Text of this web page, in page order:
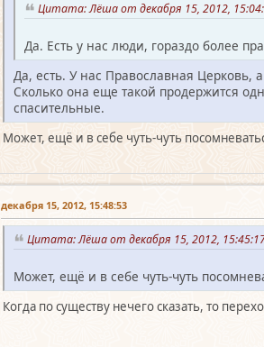
Цитата: Лёша от декабря 15, 2012,
Да. Есть у нас люди, гораздо более
Да, есть. У нас Православная Церковь,
Сколько она еще такой продержится
спасительные.
Может, ещё и в себе чуть-чуть
декабря 15, 2012, 15:48:53
Цитата: Лёша от декабря 15, 2012,
Может, ещё и в себе чуть-чуть
Когда по существу нечего сказать, то